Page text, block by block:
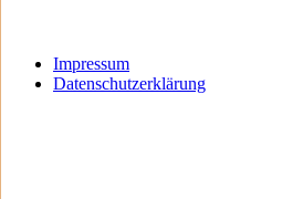
Impressum
Datenschutzerklärung